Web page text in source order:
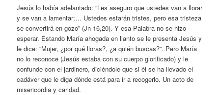
Jesús lo había adelantado: “Les aseguro que ustedes van a llorar
y se van a lamentar;… Ustedes estarán tristes, pero esa tristeza
se convertirá en gozo” (Jn 16,20). Y esa Palabra no se hizo
esperar. Estando María ahogada en llanto se le presenta Jesús y
le dice: “Mujer, ¿por qué lloras?, ¿a quién buscas?”. Pero María
no lo reconoce (Jesús estaba con su cuerpo glorificado) y le
confunde con el jardinero, diciéndole que si él se ha llevado el
cadáver que le diga dónde está para ir a recogerlo. Un acto de
misericordia y caridad.